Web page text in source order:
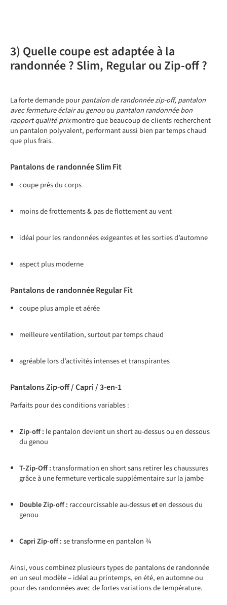
3) Quelle coupe est adaptée à la
randonnée ? Slim, Regular ou Zip-off ?
La forte demande pourpantalon de randonnée zip-off, pantalon
avec fermeture éclair au genouou pantalon randonnée bon
rapport qualité-prixmontre que beaucoup de clients recherchent
un pantalon polyvalent, performant aussi bien par temps chaud
que plus frais.
Pantalons de randonnée Slim Fit
coupe près du corps
moins de frottements & pas de flottement au vent
idéal pour les randonnées exigeantes et les sorties d’automne
aspect plus moderne
Pantalons de randonnée Regular Fit
coupe plus ample et aérée
meilleure ventilation, surtout par temps chaud
agréable lors d’activités intenses et transpirantes
Pantalons Zip-off / Capri / 3-en-1
Parfaits pour des conditions variables :
Zip-off : le pantalon devient un short au-dessus ou en dessous
du genou
T-Zip-Off :transformation en short sans retirer les chaussures
grâce à une fermeture verticale supplémentaire sur la jambe
Double Zip-off : raccourcissable au-dessuseten dessous du
genou
Capri Zip-off :se transforme en pantalon ¾
Ainsi, vous combinez plusieurs types de pantalons de randonnée
en un seul modèle – idéal au printemps, en été, en automne ou
pour des randonnées avec de fortes variations de température.